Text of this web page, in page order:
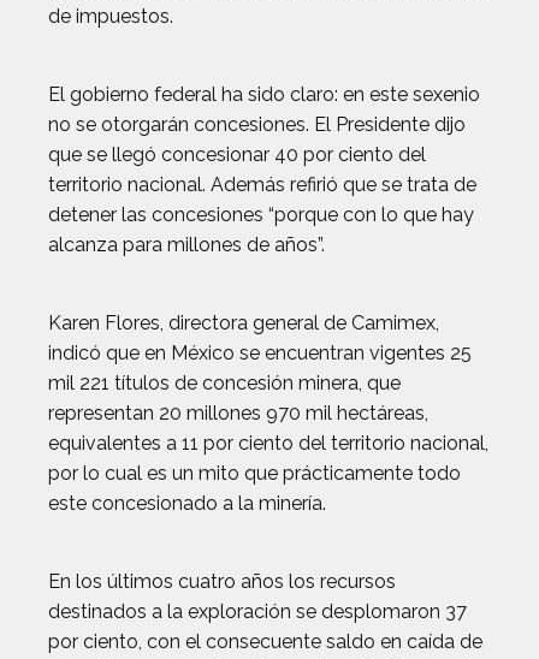
de impuestos.
El gobierno federal ha sido claro: en este sexenio
no se otorgarán concesiones. El Presidente dijo
que se llegó concesionar 40 por ciento del
territorio nacional. Además refirió que se trata de
detener las concesiones “porque con lo que hay
alcanza para millones de años”.
Karen Flores, directora general de Camimex,
indicó que en México se encuentran vigentes 25
mil 221 títulos de concesión minera, que
representan 20 millones 970 mil hectáreas,
equivalentes a 11 por ciento del territorio nacional,
por lo cual es un mito que prácticamente todo
este concesionado a la minería.
En los últimos cuatro años los recursos
destinados a la exploración se desplomaron 37
por ciento, con el consecuente saldo en caída de